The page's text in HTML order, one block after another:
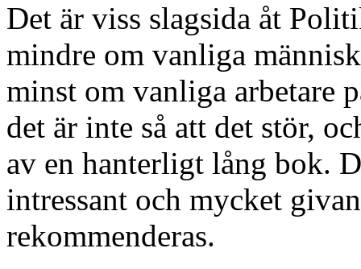
Det är viss slagsida åt
mindre om vanliga
minst om vanliga arbetare
det är inte så att det stör,
av en hanterligt lång bok.
intressant och mycket
rekommenderas.